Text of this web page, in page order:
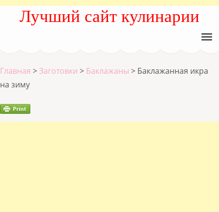
Лучший сайт кулинарии
Главная >Заготовки > Баклажаны > Баклажанная икра
на зиму